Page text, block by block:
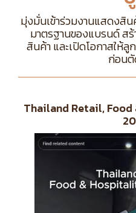
มุ่งมั่นเข้าร่วมงานแสดงสิ
มาตรฐานของแบรนด์ ส
สินค้า และเปิดโอกาสใ
ก่อน
Thailand Retail,